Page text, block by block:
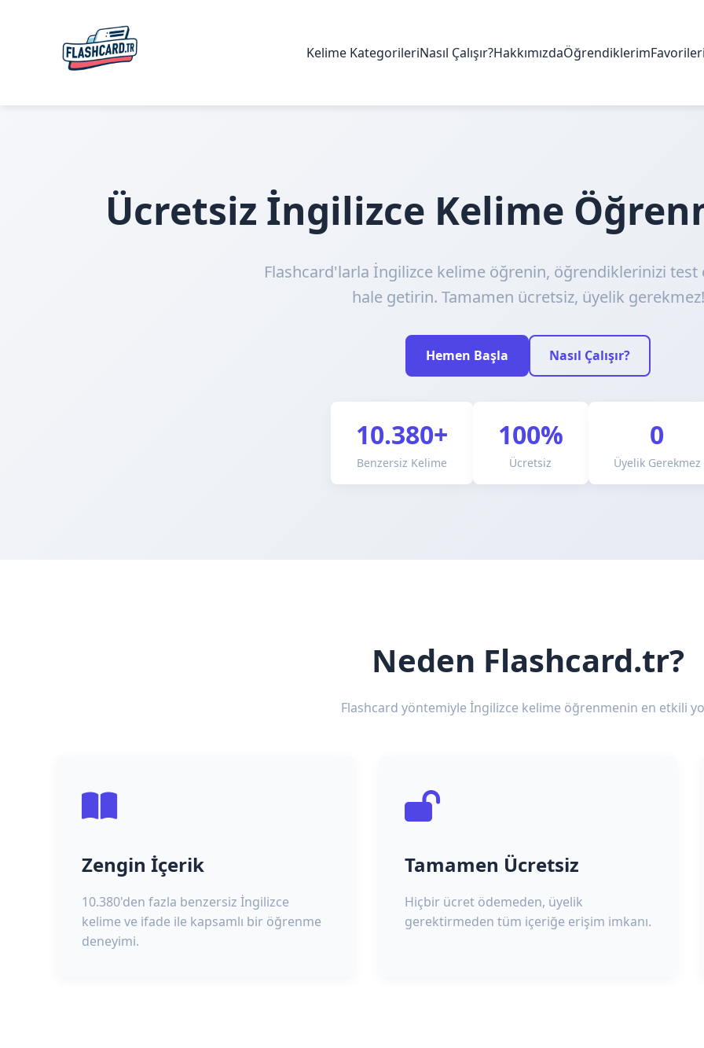
Kelime KategorileriNasıl Çalışır?HakkımızdaÖğrendiklerim
Ücretsiz İngilizce Kelime
Flashcard'larla İngilizce kelime öğrenin, öğrendiklerinizi test
hale getirin. Tamamen ücretsiz, üyelik gerekmez!
Hemen Başla Nasıl Çalışır?
10.380+
Benzersiz Kelime
100%
Ücretsiz
0
Üyelik Gerekmez
Neden Flashcard.tr?
Flashcard yöntemiyle İngilizce kelime öğrenmenin en etkili
Zengin İçerik
10.380'den fazla benzersiz İngilizce
kelime ve ifade ile kapsamlı bir öğrenme
deneyimi.
Tamamen Ücretsiz
Hiçbir ücret ödemeden, üyelik
gerektirmeden tüm içeriğe erişim imkanı.